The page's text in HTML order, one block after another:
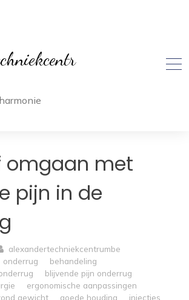
omgaan met
pijn in de
alexandertechniekcentrumbe
onderrug
behandeling
blijvende pijn onderrug
ergonomische aanpassingen
gewicht goede houding
injecties